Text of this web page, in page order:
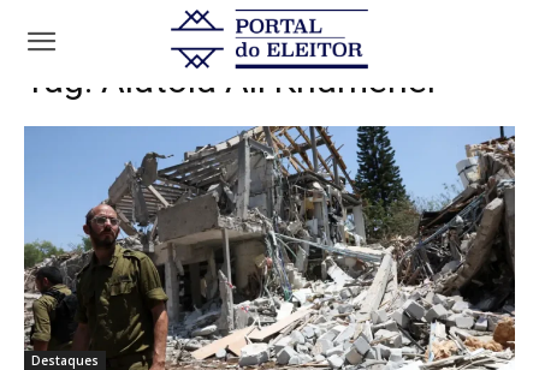
Tags Aiatolá Ali Khamenei
Tag: Aiatolá Ali Khamenei
Destaques